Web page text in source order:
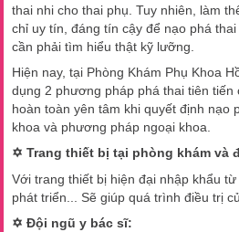
thai nhi cho thai phụ. Tuy nhiên, làm
chỉ uy tín, đáng tín cậy để nạo phá
cần phải tìm hiểu thật kỹ lưỡng.
Hiện nay, tại Phòng Khám Phụ Khoa
dụng 2 phương pháp phá thai tiên
hoàn toàn yên tâm khi quyết định nạo
khoa và phương pháp ngoại khoa.
✡ Trang thiết bị tại phòng khám và
Với trang thiết bị hiện đại nhập khẩu
phát triển... Sẽ giúp quá trình điều trị
✡ Đội ngũ y bác sĩ: